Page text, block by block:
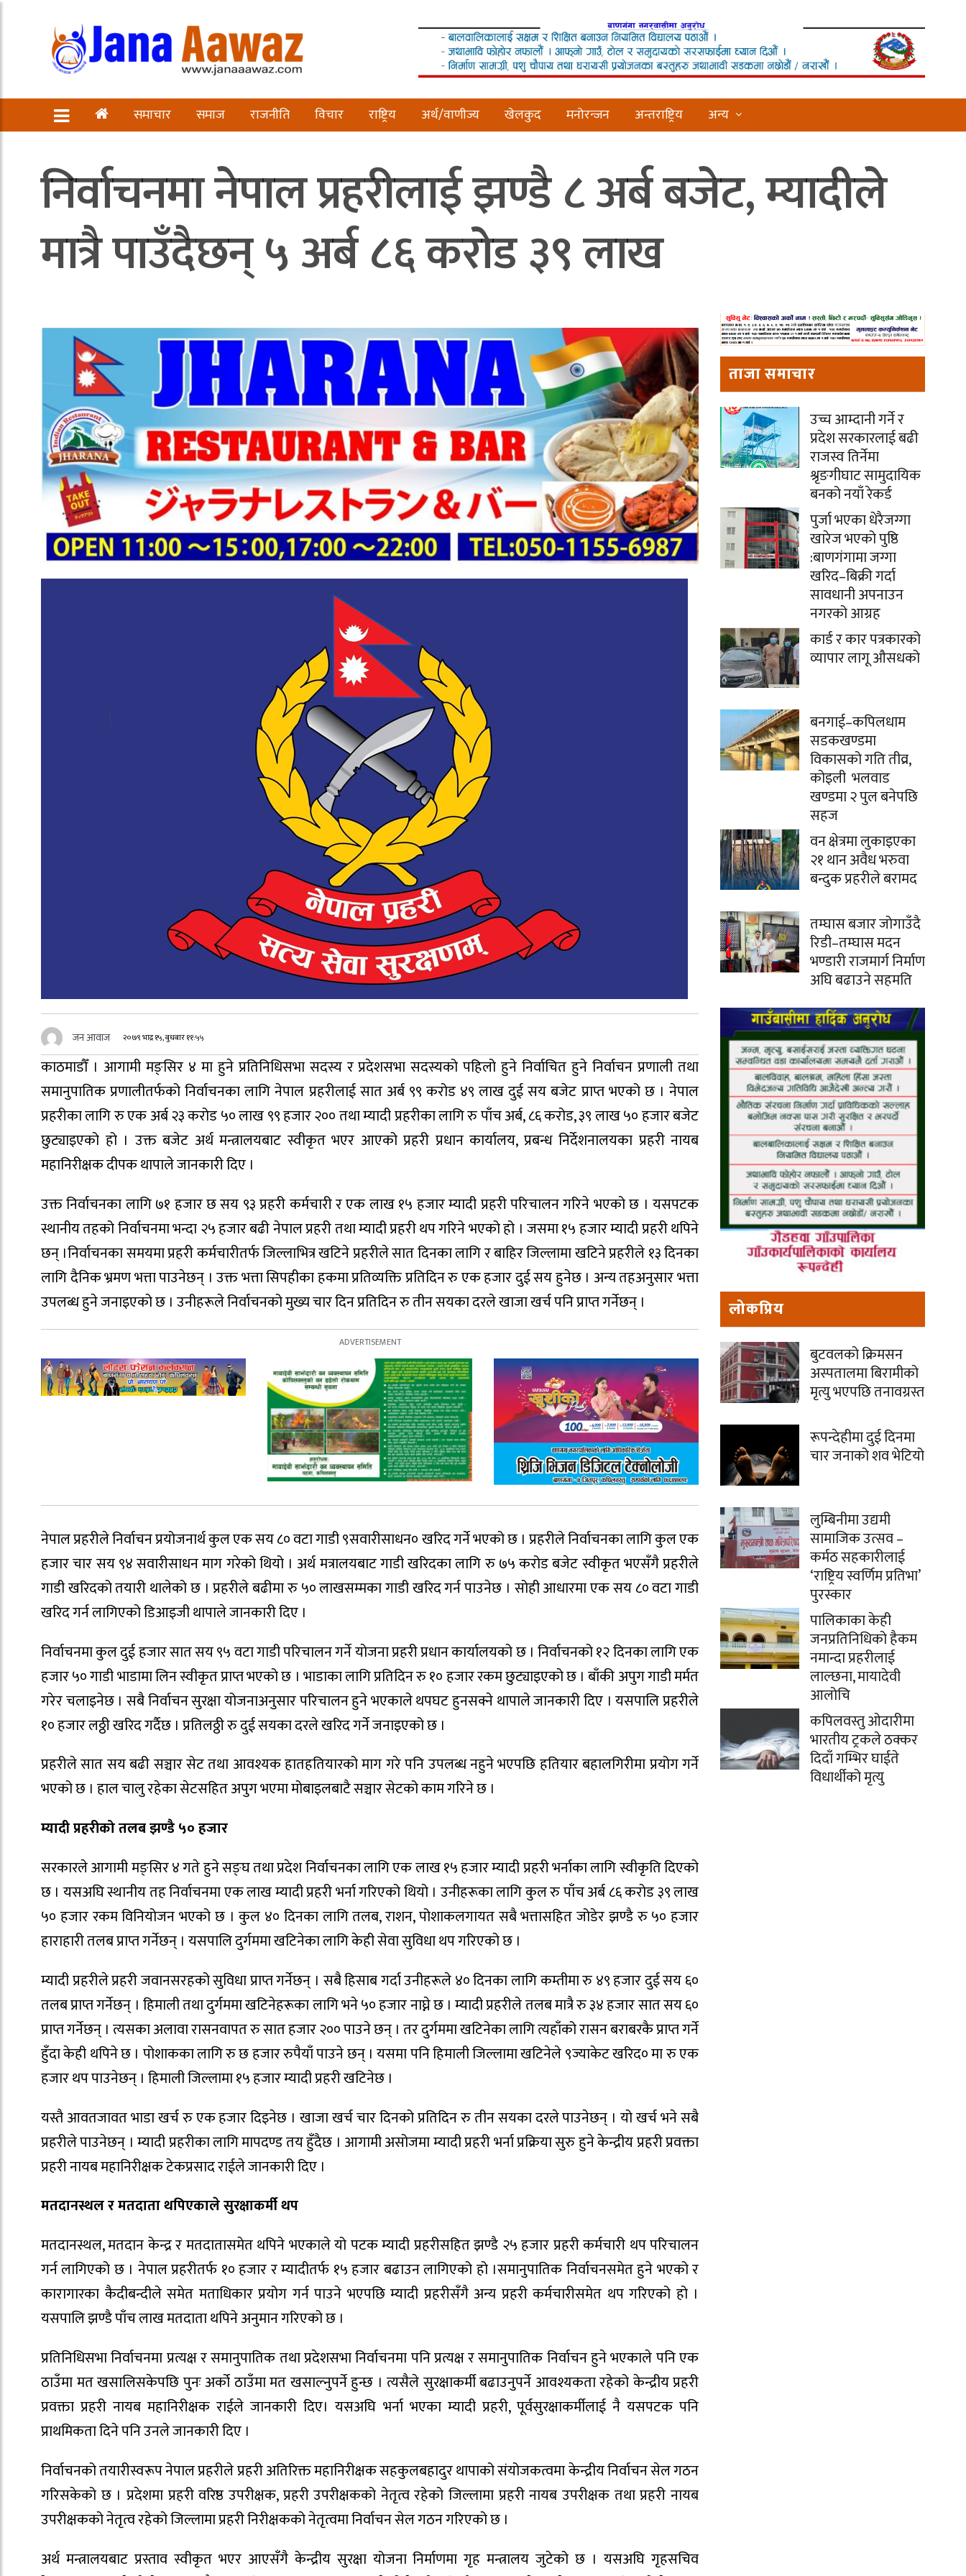
समाचार समाज राजनीति विचार राष्ट्रिय अर्थ/वाणीज्य खेलकुद मनोरन्जन अन्तराष्ट्रिय अन्य
निर्वाचनमा नेपाल प्रहरीलाई झण्डै ८ अर्ब बजेट, म्यादीले
मात्रै पाउँदैछन् ५ अर्ब ८६ करोड ३९ लाख
जन आवाज २०७९ भाद्र १५, बुधबार ११:५५
काठमाडौँ । आगामी मङ्सिर ४ मा हुने प्रतिनिधिसभा सदस्य र प्रदेशसभा सदस्यको पहिलो हुने निर्वाचित हुने निर्वाचन प्रणाली तथा
समानुपातिक प्रणालीतर्फको निर्वाचनका लागि नेपाल प्रहरीलाई सात अर्ब ९९ करोड ४९ लाख दुई सय बजेट प्राप्त भएको छ । नेपाल
प्रहरीका लागि रु एक अर्ब २३ करोड ५० लाख ९९ हजार २०० तथा म्यादी प्रहरीका लागि रु पाँच अर्ब, ८६ करोड, ३९ लाख ५० हजार बजेट
छुट्याइएको हो । उक्त बजेट अर्थ मन्त्रालयबाट स्वीकृत भएर आएको प्रहरी प्रधान कार्यालय, प्रबन्ध निर्देशनालयका प्रहरी नायब
महानिरीक्षक दीपक थापाले जानकारी दिए ।
उक्त निर्वाचनका लागि ७१ हजार छ सय ९३ प्रहरी कर्मचारी र एक लाख १५ हजार म्यादी प्रहरी परिचालन गरिने भएको छ । यसपटक
स्थानीय तहको निर्वाचनमा भन्दा २५ हजार बढी नेपाल प्रहरी तथा म्यादी प्रहरी थप गरिने भएको हो । जसमा १५ हजार म्यादी प्रहरी थपिने
छन् ।निर्वाचनका समयमा प्रहरी कर्मचारीतर्फ जिल्लाभित्र खटिने प्रहरीले सात दिनका लागि र बाहिर जिल्लामा खटिने प्रहरीले १३ दिनका
लागि दैनिक भ्रमण भत्ता पाउनेछन् । उक्त भत्ता सिपहीका हकमा प्रतिव्यक्ति प्रतिदिन रु एक हजार दुई सय हुनेछ । अन्य तहअनुसार भत्ता
उपलब्ध हुने जनाइएको छ । उनीहरूले निर्वाचनको मुख्य चार दिन प्रतिदिन रु तीन सयका दरले खाजा खर्च पनि प्राप्त गर्नेछन् ।
नेपाल प्रहरीले निर्वाचन प्रयोजनार्थ कुल एक सय ८० वटा गाडी ९सवारीसाधन० खरिद गर्ने भएको छ । प्रहरीले निर्वाचनका लागि कुल एक
हजार चार सय ९४ सवारीसाधन माग गरेको थियो । अर्थ मत्रालयबाट गाडी खरिदका लागि रु ७५ करोड बजेट स्वीकृत भएसँगै प्रहरीले
गाडी खरिदको तयारी थालेको छ । प्रहरीले बढीमा रु ५० लाखसम्मका गाडी खरिद गर्न पाउनेछ । सोही आधारमा एक सय ८० वटा गाडी
खरिद गर्न लागिएको डिआइजी थापाले जानकारी दिए ।
निर्वाचनमा कुल दुई हजार सात सय ९५ वटा गाडी परिचालन गर्ने योजना प्रहरी प्रधान कार्यालयको छ । निर्वाचनको १२ दिनका लागि एक
हजार ५० गाडी भाडामा लिन स्वीकृत प्राप्त भएको छ । भाडाका लागि प्रतिदिन रु १० हजार रकम छुट्याइएको छ । बाँकी अपुग गाडी मर्मत
गरेर चलाइनेछ । सबै निर्वाचन सुरक्षा योजनाअनुसार परिचालन हुने भएकाले थपघट हुनसक्ने थापाले जानकारी दिए । यसपालि प्रहरीले
१० हजार लठ्ठी खरिद गर्दैछ । प्रतिलठ्ठी रु दुई सयका दरले खरिद गर्ने जनाइएको छ ।
प्रहरीले सात सय बढी सञ्चार सेट तथा आवश्यक हातहतियारको माग गरे पनि उपलब्ध नहुने भएपछि हतियार बहालगिरीमा प्रयोग गर्ने
भएको छ । हाल चालु रहेका सेटसहित अपुग भएमा मोबाइलबाटै सञ्चार सेटको काम गरिने छ ।
म्यादी प्रहरीको तलब झण्डै ५० हजार
सरकारले आगामी मङ्सिर ४ गते हुने सङ्घ तथा प्रदेश निर्वाचनका लागि एक लाख १५ हजार म्यादी प्रहरी भर्नाका लागि स्वीकृति दिएको
छ । यसअघि स्थानीय तह निर्वाचनमा एक लाख म्यादी प्रहरी भर्ना गरिएको थियो । उनीहरूका लागि कुल रु पाँच अर्ब ८६ करोड ३९ लाख
५० हजार रकम विनियोजन भएको छ । कुल ४० दिनका लागि तलब, राशन, पोशाकलगायत सबै भत्तासहित जोडेर झण्डै रु ५० हजार
हाराहारी तलब प्राप्त गर्नेछन् । यसपालि दुर्गममा खटिनेका लागि केही सेवा सुविधा थप गरिएको छ ।
म्यादी प्रहरीले प्रहरी जवानसरहको सुविधा प्राप्त गर्नेछन् । सबै हिसाब गर्दा उनीहरूले ४० दिनका लागि कम्तीमा रु ४९ हजार दुई सय ६०
तलब प्राप्त गर्नेछन् । हिमाली तथा दुर्गममा खटिनेहरूका लागि भने ५० हजार नाघ्ने छ । म्यादी प्रहरीले तलब मात्रै रु ३४ हजार सात सय ६०
प्राप्त गर्नेछन् । त्यसका अलावा रासनवापत रु सात हजार २०० पाउने छन् । तर दुर्गममा खटिनेका लागि त्यहाँको रासन बराबरकै प्राप्त गर्ने
हुँदा केही थपिने छ । पोशाकका लागि रु छ हजार रुपैयाँ पाउने छन् । यसमा पनि हिमाली जिल्लामा खटिनेले ९ज्याकेट खरिद० मा रु एक
हजार थप पाउनेछन् । हिमाली जिल्लामा १५ हजार म्यादी प्रहरी खटिनेछ ।
यस्तै आवतजावत भाडा खर्च रु एक हजार दिइनेछ । खाजा खर्च चार दिनको प्रतिदिन रु तीन सयका दरले पाउनेछन् । यो खर्च भने सबै
प्रहरीले पाउनेछन् । म्यादी प्रहरीका लागि मापदण्ड तय हुँदैछ । आगामी असोजमा म्यादी प्रहरी भर्ना प्रक्रिया सुरु हुने केन्द्रीय प्रहरी प्रवक्ता
प्रहरी नायब महानिरीक्षक टेकप्रसाद राईले जानकारी दिए ।
मतदानस्थल र मतदाता थपिएकाले सुरक्षाकर्मी थप
मतदानस्थल, मतदान केन्द्र र मतदातासमेत थपिने भएकाले यो पटक म्यादी प्रहरीसहित झण्डै २५ हजार प्रहरी कर्मचारी थप परिचालन
गर्न लागिएको छ । नेपाल प्रहरीतर्फ १० हजार र म्यादीतर्फ १५ हजार बढाउन लागिएको हो ।समानुपातिक निर्वाचनसमेत हुने भएको र
कारागारका कैदीबन्दीले समेत मताधिकार प्रयोग गर्न पाउने भएपछि म्यादी प्रहरीसँगै अन्य प्रहरी कर्मचारीसमेत थप गरिएको हो ।
यसपालि झण्डै पाँच लाख मतदाता थपिने अनुमान गरिएको छ ।
प्रतिनिधिसभा निर्वाचनमा प्रत्यक्ष र समानुपातिक तथा प्रदेशसभा निर्वाचनमा पनि प्रत्यक्ष र समानुपातिक निर्वाचन हुने भएकाले पनि एक
ठाउँमा मत खसालिसकेपछि पुनः अर्को ठाउँमा मत खसाल्नुपर्ने हुन्छ । त्यसैले सुरक्षाकर्मी बढाउनुपर्ने आवश्यकता रहेको केन्द्रीय प्रहरी
प्रवक्ता प्रहरी नायब महानिरीक्षक राईले जानकारी दिए। यसअघि भर्ना भएका म्यादी प्रहरी, पूर्वसुरक्षाकर्मीलाई नै यसपटक पनि
प्राथमिकता दिने पनि उनले जानकारी दिए ।
निर्वाचनको तयारीस्वरूप नेपाल प्रहरीले प्रहरी अतिरिक्त महानिरीक्षक सहकुलबहादुर थापाको संयोजकत्वमा केन्द्रीय निर्वाचन सेल गठन
गरिसकेको छ । प्रदेशमा प्रहरी वरिष्ठ उपरीक्षक, प्रहरी उपरीक्षकको नेतृत्व रहेको जिल्लामा प्रहरी नायब उपरीक्षक तथा प्रहरी नायब
उपरीक्षकको नेतृत्व रहेको जिल्लामा प्रहरी निरीक्षकको नेतृत्वमा निर्वाचन सेल गठन गरिएको छ ।
अर्थ मन्त्रालयबाट प्रस्ताव स्वीकृत भएर आएसँगै केन्द्रीय सुरक्षा योजना निर्माणमा गृह मन्त्रालय जुटेको छ । यसअघि गृहसचिव
ताजा समाचार
उच्च आम्दानी गर्ने र
प्रदेश सरकारलाई बढी
राजस्व तिर्नेमा
श्रृङगीघाट सामुदायिक
बनको नयाँ रेकर्ड
पुर्जा भएका धेरैजग्गा
खारेज भएको पुष्ठि
:बाणगंगामा जग्गा
खरिद–बिक्री गर्दा
सावधानी अपनाउन
नगरको आग्रह
कार्ड र कार पत्रकारको
व्यापार लागू औसधको
बनगाई–कपिलधाम
सडकखण्डमा
विकासको गति तीव्र,
कोइली भलवाड
खण्डमा २ पुल बनेपछि
सहज
वन क्षेत्रमा लुकाइएका
२१ थान अवैध भरुवा
बन्दुक प्रहरीले बरामद
तम्घास बजार जोगाउँदै
रिडी–तम्घास मदन
भण्डारी राजमार्ग निर्माण
अघि बढाउने सहमति
लोकप्रिय
बुटवलको क्रिमसन
अस्पतालमा बिरामीको
मृत्यु भएपछि तनावग्रस्त
रूपन्देहीमा दुई दिनमा
चार जनाको शव भेटियो
लुम्बिनीमा उद्यमी
सामाजिक उत्सव –
कर्मठ सहकारीलाई
‘राष्ट्रिय स्वर्णिम प्रतिभा’
पुरस्कार
पालिकाका केही
जनप्रतिनिधिको हैकम
नमान्दा प्रहरीलाई
लाल्छना, मायादेवी
आलोचि
कपिलवस्तु ओदारीमा
भारतीय ट्रकले ठक्कर
दिदाँ गम्भिर घाईते
विधार्थीको मृत्यु